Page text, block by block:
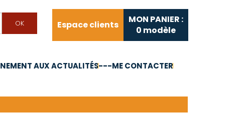
Espace clients
MON PANIER :
0 modèle
AUX ACTUALITÉS---ME CONTACTER